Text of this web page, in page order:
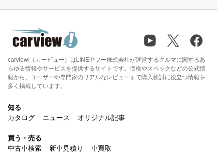
carview!（カービュー）はLINEヤフー株式会社が運営するクルマに関するあ
らゆる情報やサービスを提供するサイトです。価格やスペックなどの公式情
報から、ユーザーや専門家のリアルなレビューまで購入検討に役立つ情報を
多く掲載しています。
知る
カタログ
ニュース オリジナル記事
買う・売る
中古車検索
新車見積り 車買取